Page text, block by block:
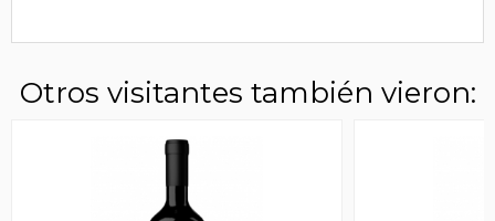
Otros visitantes también vieron: